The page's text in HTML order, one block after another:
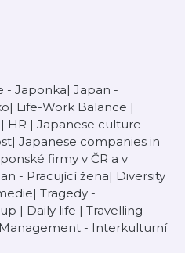
- Japonka| Japan -
Life-Work Balance |
HR | Japanese culture -
Japanese companies in
firmy v ČR a v
- Pracující žena| Diversity
Tragedy -
| Daily life | Travelling -
- Interkulturní